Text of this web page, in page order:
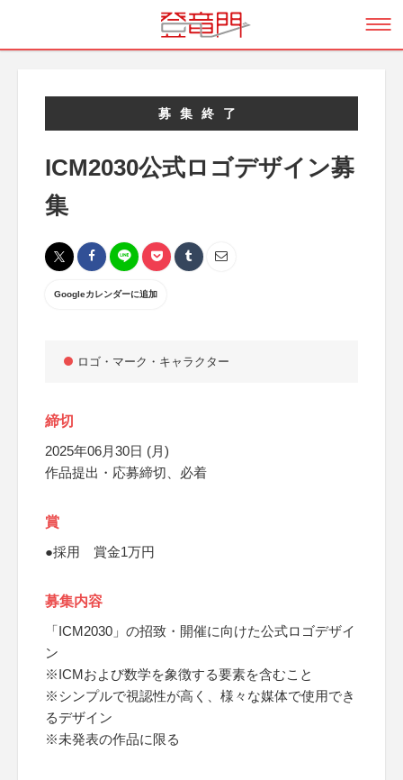
募集終了
ICM2030公式ロゴデザイン募
集
Googleカレンダーに追加
ロゴ・マーク・キャラクター
締切
2025年06月30日 (月)
作品提出・応募締切、必着
賞
●採用 賞金1万円
募集内容
「ICM2030」の招致・開催に向けた公式ロゴデザイ
ン
※ICMおよび数学を象徴する要素を含むこと
※シンプルで視認性が高く、様々な媒体で使用でき
るデザイン
※未発表の作品に限る